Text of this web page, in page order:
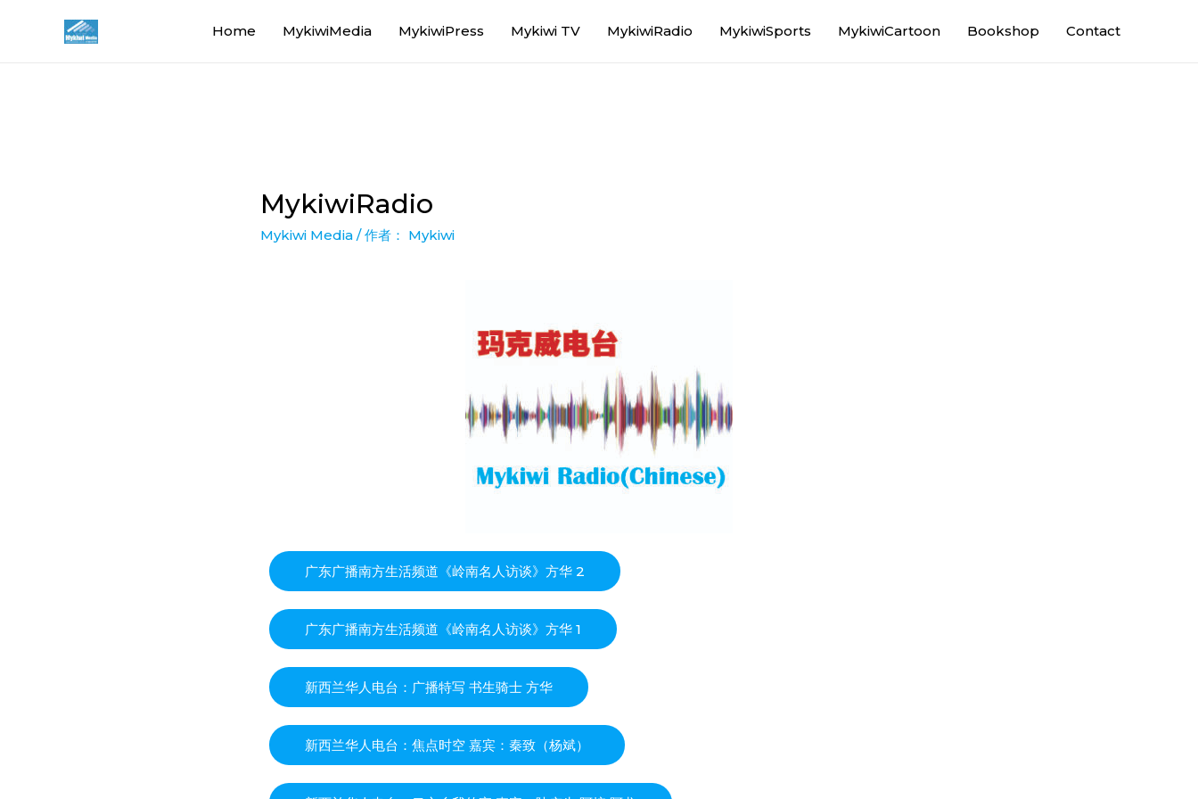
Home MykiwiMedia MykiwiPress Mykiwi TV MykiwiRadio MykiwiSports MykiwiCartoon Bookshop Contact
MykiwiRadio
Mykiwi Media / 作者： Mykiwi
广东广播南方生活频道《岭南名人访谈》方华 2
广东广播南方生活频道《岭南名人访谈》方华 1
新西兰华人电台：广播特写 书生骑士 方华
新西兰华人电台：焦点时空 嘉宾：秦致（杨斌）